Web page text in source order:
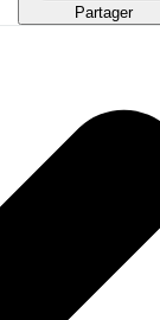
Partager